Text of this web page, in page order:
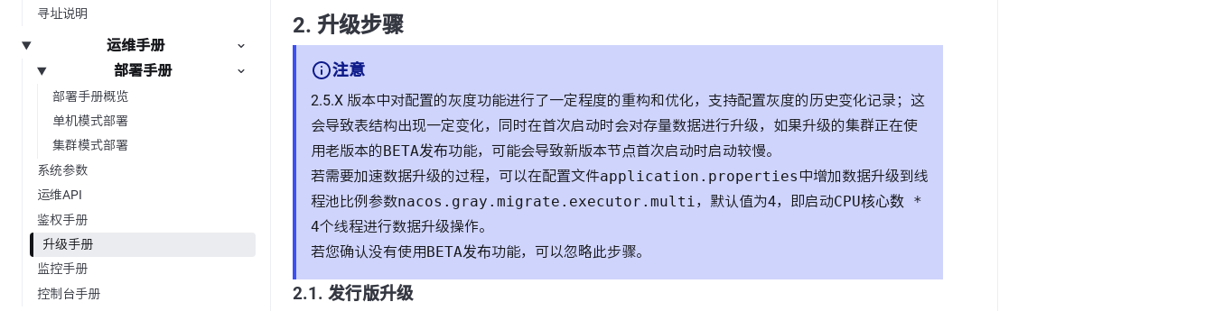
寻址说明
运维手册
部署手册
部署手册概览
单机模式部署
集群模式部署
系统参数
运维API
鉴权手册
升级手册
监控手册
控制台手册
2. 升级步骤
注意
2.5.X 版本中对配置的灰度功能进行了一定程度的重构和优化，支持配置灰度的历史变化记录；这
会导致表结构出现一定变化，同时在首次启动时会对存量数据进行升级，如果升级的集群正在使
用老版本的BETA发布功能，可能会导致新版本节点首次启动时启动较慢。
若需要加速数据升级的过程，可以在配置文件application.properties 中增加数据升级到线
程池比例参数nacos.gray.migrate.executor.multi，默认值为4，即启动CPU核心数 *
4个线程进行数据升级操作。
若您确认没有使用BETA发布功能，可以忽略此步骤。
2.1. 发行版升级